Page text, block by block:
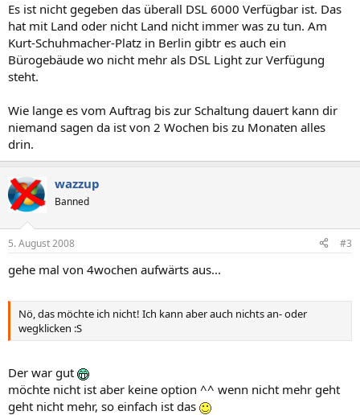
Es ist nicht gegeben das überall DSL 6000 Verfügbar ist. Das
hat mit Land oder nicht Land nicht immer was zu tun. Am
Kurt-Schuhmacher-Platz in Berlin gibtr es auch ein
Bürogebäude wo nicht mehr als DSL Light zur Verfügung
steht.
Wie lange es vom Auftrag bis zur Schaltung dauert kann dir
niemand sagen da ist von 2 Wochen bis zu Monaten alles
drin.
wazzup
Banned
5. August 2008 #3
gehe mal von 4wochen aufwärts aus...
Nö, das möchte ich nicht! Ich kann aber auch nichts an- oder
wegklicken :S
Der war gut
möchte nicht ist aber keine option ^^ wenn nicht mehr geht
geht nicht mehr, so einfach ist das